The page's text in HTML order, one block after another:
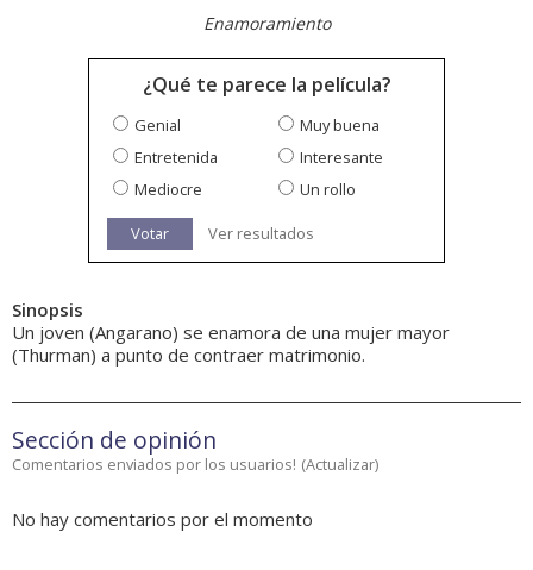
Enamoramiento
¿Qué te parece la película?
Genial
Muy buena
Entretenida
Interesante
Mediocre
Un rollo
Votar Ver resultados
Sinopsis
Un joven (Angarano) se enamora de una mujer mayor
(Thurman) a punto de contraer matrimonio.
Sección de opinión
Comentarios enviados por los usuarios! (Actualizar)
No hay comentarios por el momento